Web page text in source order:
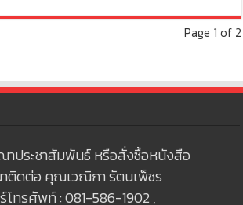
Page 1 of 2
าประชาสัมพันธ์ หรือสั่งซื้อหนังสือ
ติดต่อ คุณเวณิกา รัตนเพ็ชร
โทรศัพท์ : 081-586-1902 ,